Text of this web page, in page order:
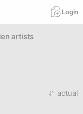
Login
artists
actual